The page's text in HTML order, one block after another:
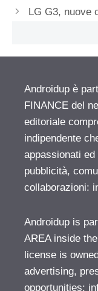
LG G3, nuove
Androidup è
FINANCE del
editoriale
indipendente
appassionati
pubblicità,
collaborazioni:
Androidup is
AREA inside
license is
advertising,
opportunities: